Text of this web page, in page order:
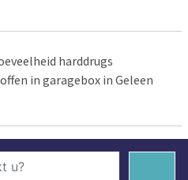
harddrugs
in garagebox in Geleen